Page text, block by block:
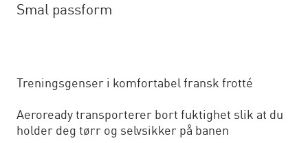
Smal passform
Treningsgenser i komfortabel fransk frotté
Aeroready transporterer bort fuktighet slik at du
holder deg tørr og selvsikker på banen